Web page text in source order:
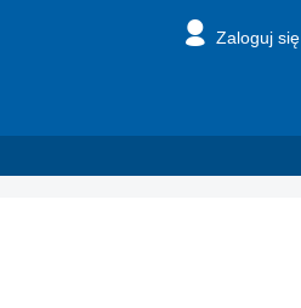
Zaloguj się